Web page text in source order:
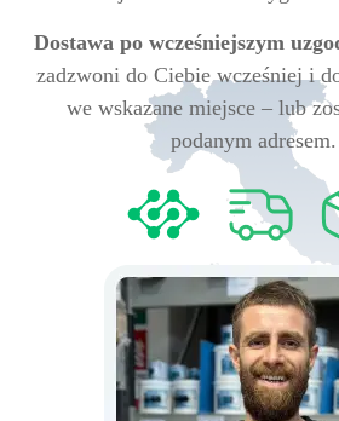
Dostawa po wcześniejszym
zadzwoni do Ciebie wcześniej i
we wskazane miejsce – lub
podanym adresem.